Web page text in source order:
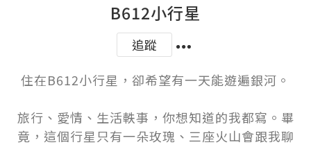
B612小行星
追蹤
住在B612小行星，卻希望有一天能遊遍銀河。
旅行、愛情、生活軼事，你想知道的我都寫。畢
竟，這個行星只有一朵玫瑰、三座火山會跟我聊